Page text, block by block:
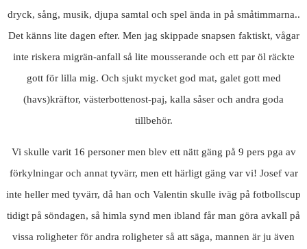
dryck, sång, musik, djupa samtal och spel ända in på småtimmarna..
Det känns lite dagen efter. Men jag skippade snapsen faktiskt, vågar
inte riskera migrän-anfall så lite mousserande och ett par öl räckte
gott för lilla mig. Och sjukt mycket god mat, galet gott med
(havs)kräftor, västerbottenost-paj, kalla såser och andra goda
tillbehör.
Vi skulle varit 16 personer men blev ett nätt gäng på 9 pers pga av
förkylningar och annat tyvärr, men ett härligt gäng var vi! Josef var
inte heller med tyvärr, då han och Valentin skulle iväg på fotbollscup
tidigt på söndagen, så himla synd men ibland får man göra avkall på
vissa roligheter för andra roligheter så att säga, mannen är ju även